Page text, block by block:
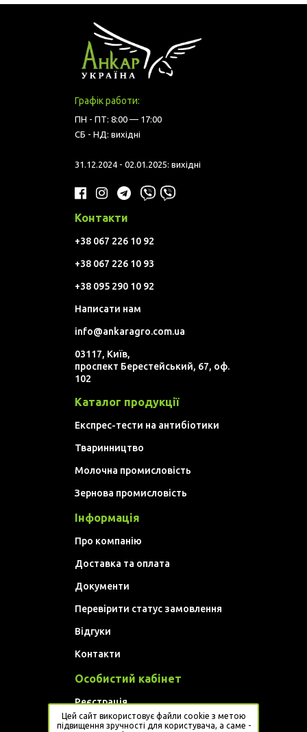
Графік работи:
ПН - ПТ: 8:00 — 17:00
СБ - НД: вихідні
31.12.2024 - 02.01.2025: вихідні
Контакти
+38 067 226 10 92
+38 067 226 10 93
+38 095 290 10 92
Написати нам
info@ankaragro.com.ua
03117, Київ,
проспект Берестейський, 67, оф.
102
Каталог продукції
Експрес-тести на антибіотики
Тваринництво
Молочна промисловість
Зернова промисловість
Інформація
Про компанію
Доставка та оплата
Документи
Перевірити статус замовлення
Відгуки
Контакти
Особистий кабінет
Реєстрація
Увійти
Цей сайт використовує файли cookie з метою
підвищення зручності для користувача, а саме -